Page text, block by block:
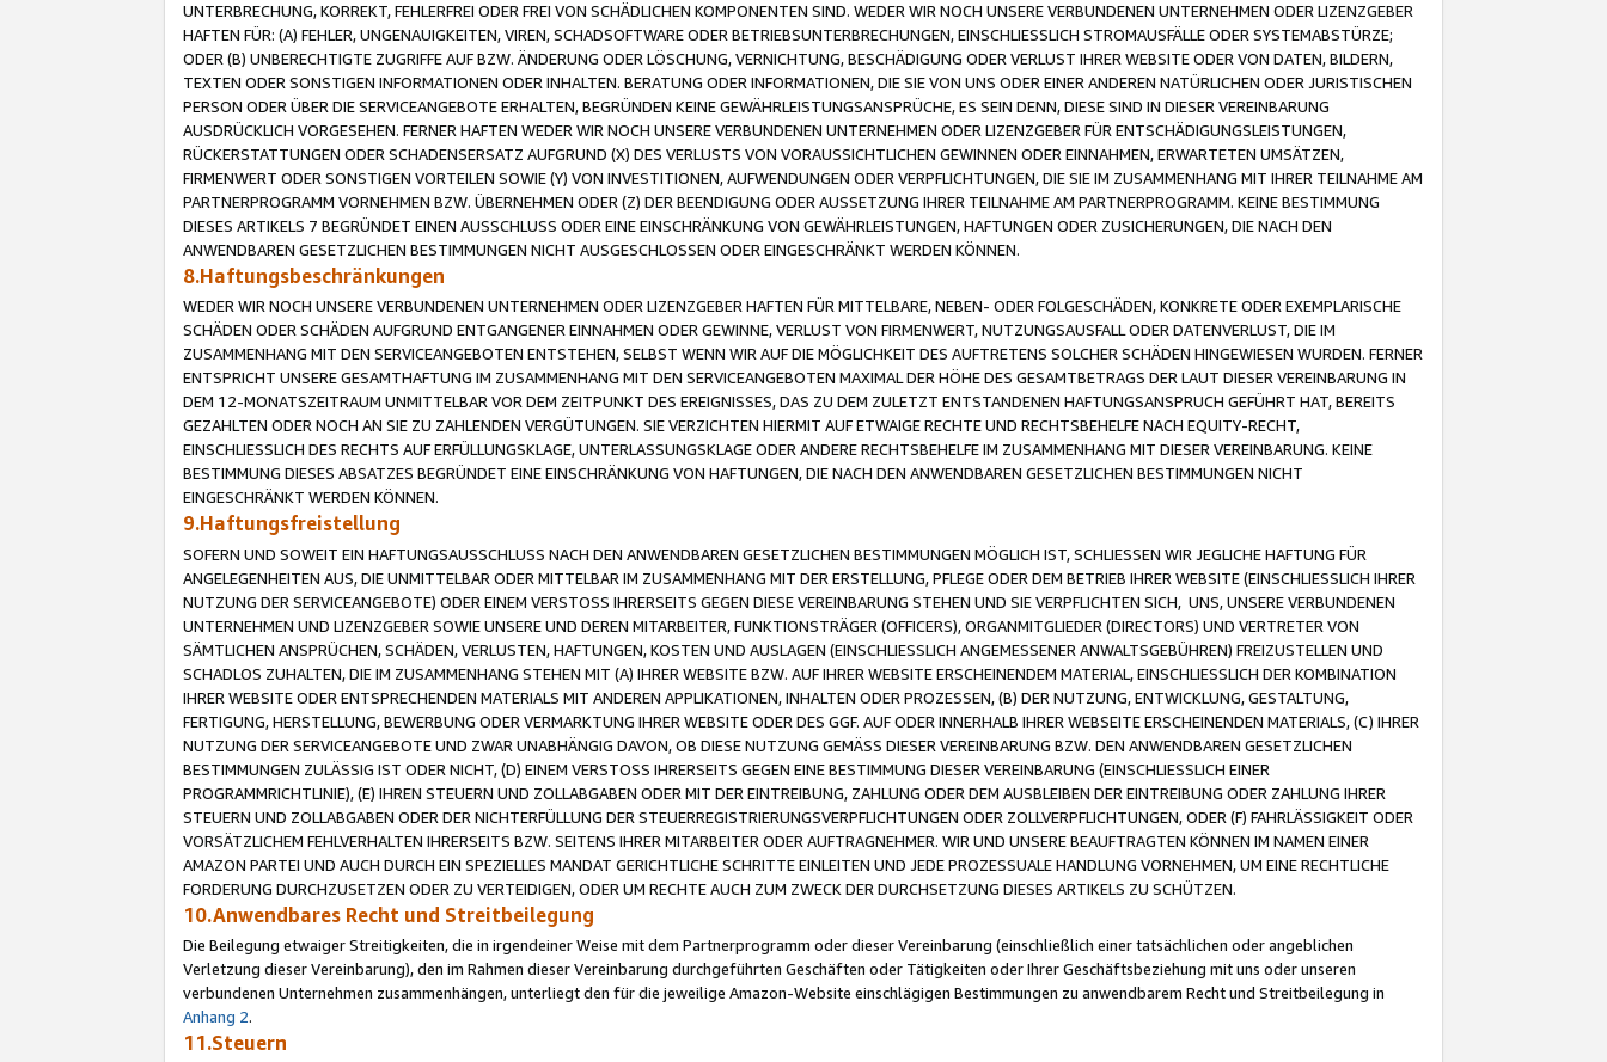
UNTERBRECHUNG, KORREKT, FEHLERFREI ODER FREI VON SCHÄDLICHEN KOMPONENTEN SIND. WEDER WIR NOCH UNSERE VERBUNDENEN UNTERNEHMEN ODER LIZENZGEBER
HAFTEN FÜR: (A) FEHLER, UNGENAUIGKEITEN, VIREN, SCHADSOFTWARE ODER BETRIEBSUNTERBRECHUNGEN, EINSCHLIESSLICH STROMAUSFÄLLE ODER SYSTEMABSTÜRZE;
ODER (B) UNBERECHTIGTE ZUGRIFFE AUF BZW. ÄNDERUNG ODER LÖSCHUNG, VERNICHTUNG, BESCHÄDIGUNG ODER VERLUST IHRER WEBSITE ODER VON DATEN, BILDERN,
TEXTEN ODER SONSTIGEN INFORMATIONEN ODER INHALTEN. BERATUNG ODER INFORMATIONEN, DIE SIE VON UNS ODER EINER ANDEREN NATÜRLICHEN ODER JURISTISCHEN
PERSON ODER ÜBER DIE SERVICEANGEBOTE ERHALTEN, BEGRÜNDEN KEINE GEWÄHRLEISTUNGSANSPRÜCHE, ES SEIN DENN, DIESE SIND IN DIESER VEREINBARUNG
AUSDRÜCKLICH VORGESEHEN. FERNER HAFTEN WEDER WIR NOCH UNSERE VERBUNDENEN UNTERNEHMEN ODER LIZENZGEBER FÜR ENTSCHÄDIGUNGSLEISTUNGEN,
RÜCKERSTATTUNGEN ODER SCHADENSERSATZ AUFGRUND (X) DES VERLUSTS VON VORAUSSICHTLICHEN GEWINNEN ODER EINNAHMEN, ERWARTETEN UMSÄTZEN,
FIRMENWERT ODER SONSTIGEN VORTEILEN SOWIE (Y) VON INVESTITIONEN, AUFWENDUNGEN ODER VERPFLICHTUNGEN, DIE SIE IM ZUSAMMENHANG MIT IHRER TEILNAHME AM
PARTNERPROGRAMM VORNEHMEN BZW. ÜBERNEHMEN ODER (Z) DER BEENDIGUNG ODER AUSSETZUNG IHRER TEILNAHME AM PARTNERPROGRAMM. KEINE BESTIMMUNG
DIESES ARTIKELS 7 BEGRÜNDET EINEN AUSSCHLUSS ODER EINE EINSCHRÄNKUNG VON GEWÄHRLEISTUNGEN, HAFTUNGEN ODER ZUSICHERUNGEN, DIE NACH DEN
ANWENDBAREN GESETZLICHEN BESTIMMUNGEN NICHT AUSGESCHLOSSEN ODER EINGESCHRÄNKT WERDEN KÖNNEN.
8.Haftungsbeschränkungen
WEDER WIR NOCH UNSERE VERBUNDENEN UNTERNEHMEN ODER LIZENZGEBER HAFTEN FÜR MITTELBARE, NEBEN- ODER FOLGESCHÄDEN, KONKRETE ODER EXEMPLARISCHE
SCHÄDEN ODER SCHÄDEN AUFGRUND ENTGANGENER EINNAHMEN ODER GEWINNE, VERLUST VON FIRMENWERT, NUTZUNGSAUSFALL ODER DATENVERLUST, DIE IM
ZUSAMMENHANG MIT DEN SERVICEANGEBOTEN ENTSTEHEN, SELBST WENN WIR AUF DIE MÖGLICHKEIT DES AUFTRETENS SOLCHER SCHÄDEN HINGEWIESEN WURDEN. FERNER
ENTSPRICHT UNSERE GESAMTHAFTUNG IM ZUSAMMENHANG MIT DEN SERVICEANGEBOTEN MAXIMAL DER HÖHE DES GESAMTBETRAGS DER LAUT DIESER VEREINBARUNG IN
DEM 12-MONATSZEITRAUM UNMITTELBAR VOR DEM ZEITPUNKT DES EREIGNISSES, DAS ZU DEM ZULETZT ENTSTANDENEN HAFTUNGSANSPRUCH GEFÜHRT HAT, BEREITS
GEZAHLTEN ODER NOCH AN SIE ZU ZAHLENDEN VERGÜTUNGEN. SIE VERZICHTEN HIERMIT AUF ETWAIGE RECHTE UND RECHTSBEHELFE NACH EQUITY-RECHT,
EINSCHLIESSLICH DES RECHTS AUF ERFÜLLUNGSKLAGE, UNTERLASSUNGSKLAGE ODER ANDERE RECHTSBEHELFE IM ZUSAMMENHANG MIT DIESER VEREINBARUNG. KEINE
BESTIMMUNG DIESES ABSATZES BEGRÜNDET EINE EINSCHRÄNKUNG VON HAFTUNGEN, DIE NACH DEN ANWENDBAREN GESETZLICHEN BESTIMMUNGEN NICHT
EINGESCHRÄNKT WERDEN KÖNNEN.
9.Haftungsfreistellung
SOFERN UND SOWEIT EIN HAFTUNGSAUSSCHLUSS NACH DEN ANWENDBAREN GESETZLICHEN BESTIMMUNGEN MÖGLICH IST, SCHLIESSEN WIR JEGLICHE HAFTUNG FÜR
ANGELEGENHEITEN AUS, DIE UNMITTELBAR ODER MITTELBAR IM ZUSAMMENHANG MIT DER ERSTELLUNG, PFLEGE ODER DEM BETRIEB IHRER WEBSITE (EINSCHLIESSLICH IHRER
NUTZUNG DER SERVICEANGEBOTE) ODER EINEM VERSTOSS IHRERSEITS GEGEN DIESE VEREINBARUNG STEHEN UND SIE VERPFLICHTEN SICH, UNS, UNSERE VERBUNDENEN
UNTERNEHMEN UND LIZENZGEBER SOWIE UNSERE UND DEREN MITARBEITER, FUNKTIONSTRÄGER (OFFICERS), ORGANMITGLIEDER (DIRECTORS) UND VERTRETER VON
SÄMTLICHEN ANSPRÜCHEN, SCHÄDEN, VERLUSTEN, HAFTUNGEN, KOSTEN UND AUSLAGEN (EINSCHLIESSLICH ANGEMESSENER ANWALTSGEBÜHREN) FREIZUSTELLEN UND
SCHADLOS ZUHALTEN, DIE IM ZUSAMMENHANG STEHEN MIT (A) IHRER WEBSITE BZW. AUF IHRER WEBSITE ERSCHEINENDEM MATERIAL, EINSCHLIESSLICH DER KOMBINATION
IHRER WEBSITE ODER ENTSPRECHENDEN MATERIALS MIT ANDEREN APPLIKATIONEN, INHALTEN ODER PROZESSEN, (B) DER NUTZUNG, ENTWICKLUNG, GESTALTUNG,
FERTIGUNG, HERSTELLUNG, BEWERBUNG ODER VERMARKTUNG IHRER WEBSITE ODER DES GGF. AUF ODER INNERHALB IHRER WEBSEITE ERSCHEINENDEN MATERIALS, (C) IHRER
NUTZUNG DER SERVICEANGEBOTE UND ZWAR UNABHÄNGIG DAVON, OB DIESE NUTZUNG GEMÄSS DIESER VEREINBARUNG BZW. DEN ANWENDBAREN GESETZLICHEN
BESTIMMUNGEN ZULÄSSIG IST ODER NICHT, (D) EINEM VERSTOSS IHRERSEITS GEGEN EINE BESTIMMUNG DIESER VEREINBARUNG (EINSCHLIESSLICH EINER
PROGRAMMRICHTLINIE), (E) IHREN STEUERN UND ZOLLABGABEN ODER MIT DER EINTREIBUNG, ZAHLUNG ODER DEM AUSBLEIBEN DER EINTREIBUNG ODER ZAHLUNG IHRER
STEUERN UND ZOLLABGABEN ODER DER NICHTERFÜLLUNG DER STEUERREGISTRIERUNGSVERPFLICHTUNGEN ODER ZOLLVERPFLICHTUNGEN, ODER (F) FAHRLÄSSIGKEIT ODER
VORSÄTZLICHEM FEHLVERHALTEN IHRERSEITS BZW. SEITENS IHRER MITARBEITER ODER AUFTRAGNEHMER. WIR UND UNSERE BEAUFTRAGTEN KÖNNEN IM NAMEN EINER
AMAZON PARTEI UND AUCH DURCH EIN SPEZIELLES MANDAT GERICHTLICHE SCHRITTE EINLEITEN UND JEDE PROZESSUALE HANDLUNG VORNEHMEN, UM EINE RECHTLICHE
FORDERUNG DURCHZUSETZEN ODER ZU VERTEIDIGEN, ODER UM RECHTE AUCH ZUM ZWECK DER DURCHSETZUNG DIESES ARTIKELS ZU SCHÜTZEN.
10.Anwendbares Recht und Streitbeilegung
Die Beilegung etwaiger Streitigkeiten, die in irgendeiner Weise mit dem Partnerprogramm oder dieser Vereinbarung (einschließlich einer tatsächlichen oder angeblichen
Verletzung dieser Vereinbarung), den im Rahmen dieser Vereinbarung durchgeführten Geschäften oder Tätigkeiten oder Ihrer Geschäftsbeziehung mit uns oder unseren
verbundenen Unternehmen zusammenhängen, unterliegt den für die jeweilige Amazon-Website einschlägigen Bestimmungen zu anwendbarem Recht und Streitbeilegung in
Anhang 2.
11.Steuern